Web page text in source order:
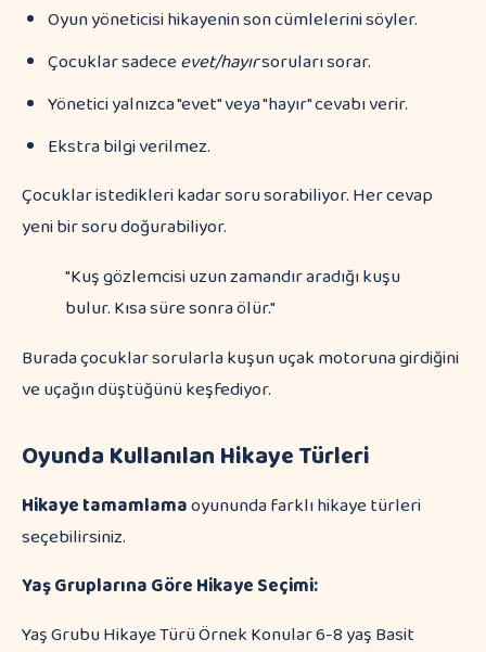
Oyun yöneticisi hikayenin son cümlelerini söyler.
Çocuklar sadeceevet/hayırsoruları sorar.
Yönetici yalnızca "evet" veya "hayır" cevabı verir.
Ekstra bilgi verilmez.
Çocuklar istedikleri kadar soru sorabiliyor. Her cevap
yeni bir soru doğurabiliyor.
"Kuş gözlemcisi uzun zamandır aradığı kuşu
bulur. Kısa süre sonra ölür."
Burada çocuklar sorularla kuşun uçak motoruna girdiğini
ve uçağın düştüğünü keşfediyor.
Oyunda Kullanılan Hikaye Türleri
Hikaye tamamlamaoyununda farklı hikaye türleri
seçebilirsiniz.
Yaş Gruplarına Göre Hikaye Seçimi:
Yaş Grubu Hikaye Türü Örnek Konular 6-8 yaş Basit